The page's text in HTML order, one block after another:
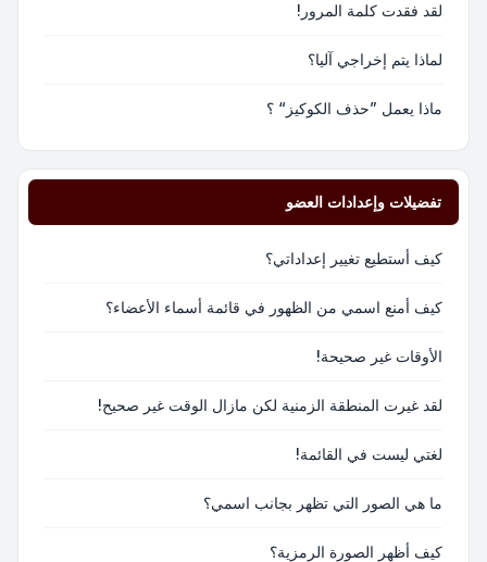
لقد فقدت كلمة المرور!
لماذا يتم إخراجي آليا؟
ماذا يعمل ”حذف الكوكيز“ ؟
تفضيلات وإعدادات العضو
كيف أستطيع تغيير إعداداتي؟
كيف أمنع اسمي من الظهور في قائمة أسماء الأعضاء؟
الأوقات غير صحيحة!
لقد غيرت المنطقة الزمنية لكن مازال الوقت غير صحيح!
لغتي ليست في القائمة!
ما هي الصور التي تظهر بجانب اسمي؟
كيف أظهر الصورة الرمزية؟